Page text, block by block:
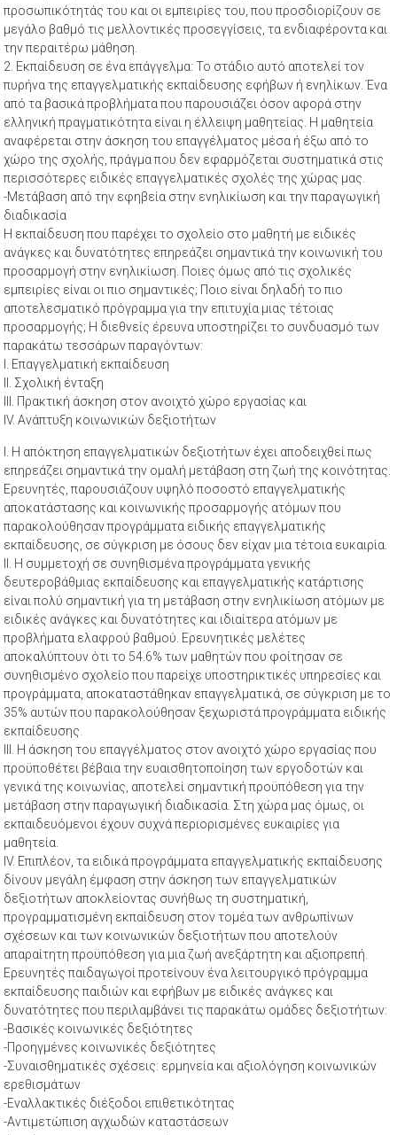
προσωπικότητάς του και οι εμπειρίες του, που προσδιορίζουν σε
μεγάλο βαθμό τις μελλοντικές προσεγγίσεις, τα ενδιαφέροντα και
την περαιτέρω μάθηση.
2. Εκπαίδευση σε ένα επάγγελμα: Το στάδιο αυτό αποτελεί τον
πυρήνα της επαγγελματικής εκπαίδευσης εφήβων ή ενηλίκων. Ένα
από τα βασικά προβλήματα που παρουσιάζει όσον αφορά στην
ελληνική πραγματικότητα είναι η έλλειψη μαθητείας. Η μαθητεία
αναφέρεται στην άσκηση του επαγγέλματος μέσα ή έξω από το
χώρο της σχολής, πράγμα που δεν εφαρμόζεται συστηματικά στις
περισσότερες ειδικές επαγγελματικές σχολές της χώρας μας.
-Μετάβαση από την εφηβεία στην ενηλικίωση και την παραγωγική
διαδικασία
Η εκπαίδευση που παρέχει το σχολείο στο μαθητή με ειδικές
ανάγκες και δυνατότητες επηρεάζει σημαντικά την κοινωνική του
προσαρμογή στην ενηλικίωση. Ποιες όμως από τις σχολικές
εμπειρίες είναι οι πιο σημαντικές; Ποιο είναι δηλαδή το πιο
αποτελεσματικό πρόγραμμα για την επιτυχία μιας τέτοιας
προσαρμογής; Η διεθνείς έρευνα υποστηρίζει το συνδυασμό των
παρακάτω τεσσάρων παραγόντων:
I. Επαγγελματική εκπαίδευση
II. Σχολική ένταξη
III. Πρακτική άσκηση στον ανοιχτό χώρο εργασίας και
IV. Ανάπτυξη κοινωνικών δεξιοτήτων
I. Η απόκτηση επαγγελματικών δεξιοτήτων έχει αποδειχθεί πως
επηρεάζει σημαντικά την ομαλή μετάβαση στη ζωή της κοινότητας.
Ερευνητές, παρουσιάζουν υψηλό ποσοστό επαγγελματικής
αποκατάστασης και κοινωνικής προσαρμογής ατόμων που
παρακολούθησαν προγράμματα ειδικής επαγγελματικής
εκπαίδευσης, σε σύγκριση με όσους δεν είχαν μια τέτοια ευκαιρία.
II. Η συμμετοχή σε συνηθισμένα προγράμματα γενικής
δευτεροβάθμιας εκπαίδευσης και επαγγελματικής κατάρτισης
είναι πολύ σημαντική για τη μετάβαση στην ενηλικίωση ατόμων με
ειδικές ανάγκες και δυνατότητες και ιδιαίτερα ατόμων με
προβλήματα ελαφρού βαθμού. Ερευνητικές μελέτες
αποκαλύπτουν ότι το 54.6% των μαθητών που φοίτησαν σε
συνηθισμένο σχολείο που παρείχε υποστηρικτικές υπηρεσίες και
προγράμματα, αποκαταστάθηκαν επαγγελματικά, σε σύγκριση με το
35% αυτών που παρακολούθησαν ξεχωριστά προγράμματα ειδικής
εκπαίδευσης.
III. Η άσκηση του επαγγέλματος στον ανοιχτό χώρο εργασίας που
προϋποθέτει βέβαια την ευαισθητοποίηση των εργοδοτών και
γενικά της κοινωνίας, αποτελεί σημαντική προϋπόθεση για την
μετάβαση στην παραγωγική διαδικασία. Στη χώρα μας όμως, οι
εκπαιδευόμενοι έχουν συχνά περιορισμένες ευκαιρίες για
μαθητεία.
IV. Επιπλέον, τα ειδικά προγράμματα επαγγελματικής εκπαίδευσης
δίνουν μεγάλη έμφαση στην άσκηση των επαγγελματικών
δεξιοτήτων αποκλείοντας συνήθως τη συστηματική,
προγραμματισμένη εκπαίδευση στον τομέα των ανθρωπίνων
σχέσεων και των κοινωνικών δεξιοτήτων που αποτελούν
απαραίτητη προϋπόθεση για μια ζωή ανεξάρτητη και αξιοπρεπή.
Ερευνητές παιδαγωγοί προτείνουν ένα λειτουργικό πρόγραμμα
εκπαίδευσης παιδιών και εφήβων με ειδικές ανάγκες και
δυνατότητες που περιλαμβάνει τις παρακάτω ομάδες δεξιοτήτων:
-Βασικές κοινωνικές δεξιότητες
-Προηγμένες κοινωνικές δεξιότητες
-Συναισθηματικές σχέσεις: ερμηνεία και αξιολόγηση κοινωνικών
ερεθισμάτων
-Εναλλακτικές διέξοδοι επιθετικότητας
-Αντιμετώπιση αγχωδών καταστάσεων